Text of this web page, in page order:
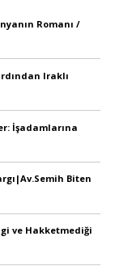
Romanı /
Iraklı
İşadamlarına
Biten
ve Hakketmediği